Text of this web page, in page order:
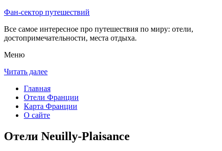
Фан-сектор путешествий
Все самое интересное про путешествия по миру: отели,
достопримечательности, места отдыха.
Меню
Читать далее
Главная
Отели Франции
Карта Франции
О сайте
Отели Neuilly-Plaisance